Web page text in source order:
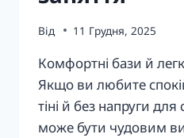
Від 11 Грудня, 2025
Комфортні бази й
Якщо ви любите
тіні й без напруги для
може бути чудовим